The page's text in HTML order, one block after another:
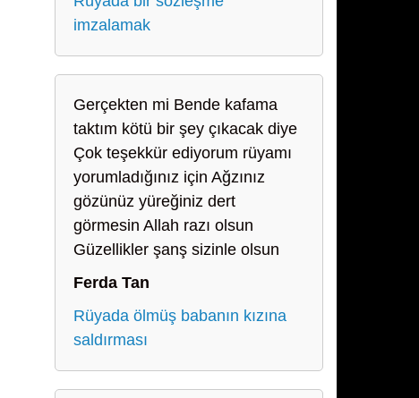
imzalamak
Gerçekten mi Bende kafama
taktım kötü bir şey çıkacak diye
Çok teşekkür ediyorum rüyamı
yorumladığınız için Ağzınız
gözünüz yüreğiniz dert
görmesin Allah razı olsun
Güzellikler şanş sizinle olsun
Ferda Tan
Rüyada ölmüş babanın kızına
saldırması